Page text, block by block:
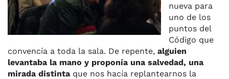
nueva para
uno de los
puntos del
Código que
convencía a toda la sala. De repente, alguien
levantaba la mano y proponía una salvedad, una
mirada distinta que nos hacía replantearnos la